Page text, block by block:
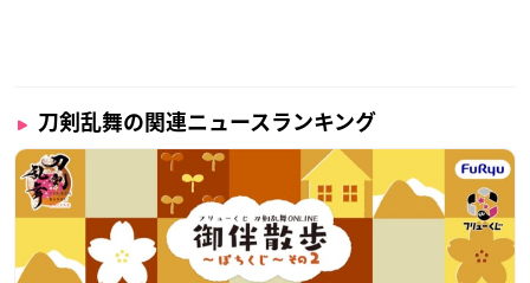
刀剣乱舞の関連ニュースランキング